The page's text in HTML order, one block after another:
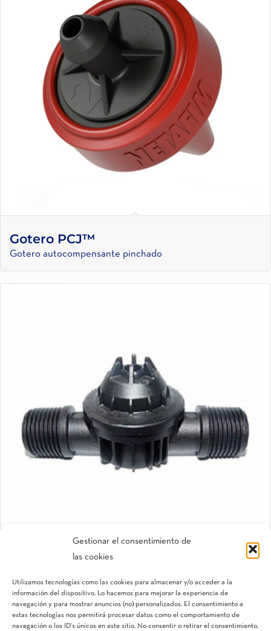
Gestionar el consentimiento de
las cookies
Utilizamos tecnologías como las cookies para almacenar y/o acceder a la
información del dispositivo. Lo hacemos para mejorar la experiencia de
navegación y para mostrar anuncios (no) personalizados. El consentimiento a
estas tecnologías nos permitirá procesar datos como el comportamiento de
navegación o los ID's únicos en este sitio. No consentir o retirar el consentimiento,
Gotero PCJ™
Gotero autocompensante pinchado
Válvulas antidrenantes DNL
Accesorios goteo integrado